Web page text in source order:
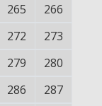
265
266
272
273
279
280
286
287